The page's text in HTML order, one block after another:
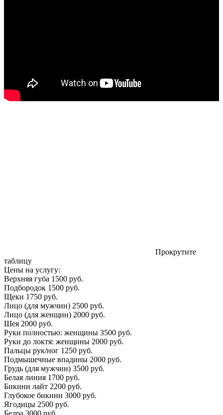
Прокрутите
таблицу
Цены на услугу:
Верхняя губа 1500 руб.
Подбородок 1500 руб.
Щеки 1750 руб.
Лицо (для мужчин) 2500 руб.
Лицо (для женщин) 2000 руб.
Шея 2000 руб.
Руки полностью: женщины 3500 руб.
Руки до локтя: женщины 2000 руб.
Пальцы рук/ног 1250 руб.
Подмышечные впадины 2000 руб.
Грудь (для мужчин) 3500 руб.
Белая линия 1700 руб.
Бикини лайт 2200 руб.
Глубокое бикини 3000 руб.
Ягодицы 2500 руб.
Бедра 3000 руб.